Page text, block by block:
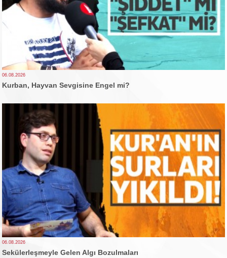
06.08.2026
Kurban, Hayvan Sevgisine Engel mi?
06.08.2026
Sekülerleşmeyle Gelen Algı Bozulmaları